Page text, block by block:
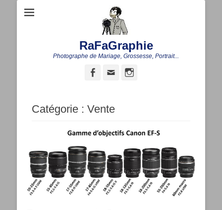
RaFaGraphie
Photographe de Mariage, Grossesse, Portrait...
Facebook
Adresse
Catégorie : Vente